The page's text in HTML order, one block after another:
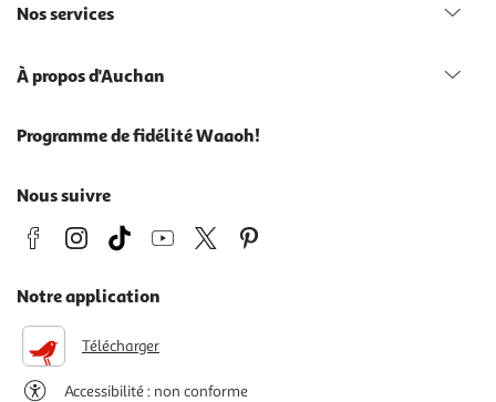
Nos services
À propos d'Auchan
Programme de fidélité Waaoh!
Nous suivre
Notre application
Télécharger
Accessibilité : non conforme